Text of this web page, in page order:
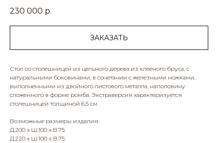
230 000 р.
ЗАКАЗАТЬ
Стол со столешницей из цельного дерева из клееного бруса, с
натуральными боковинами, в сочетании с железными ножками,
выполненными из двойного листового металла, наполовину
сложенного в форме ромба. Экстраверсия характеризуется
столешницей толщиной 6,5 см.
Возможные размеры изделия:
Д.200 x Ш.100 x В.75
Д.220 x Ш.100 x В.75